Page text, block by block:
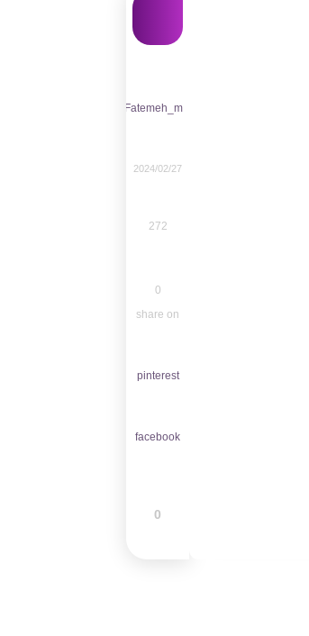
Fatemeh_m
2024/02/27
272
0
share on
pinterest
facebook
0